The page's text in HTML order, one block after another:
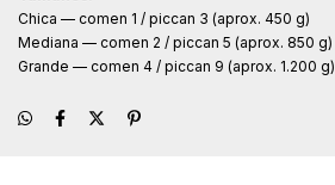
Chica — comen 1 / piccan 3 (aprox. 450 g)
Mediana — comen 2 / piccan 5 (aprox. 850 g)
Grande — comen 4 / piccan 9 (aprox. 1.200 g)